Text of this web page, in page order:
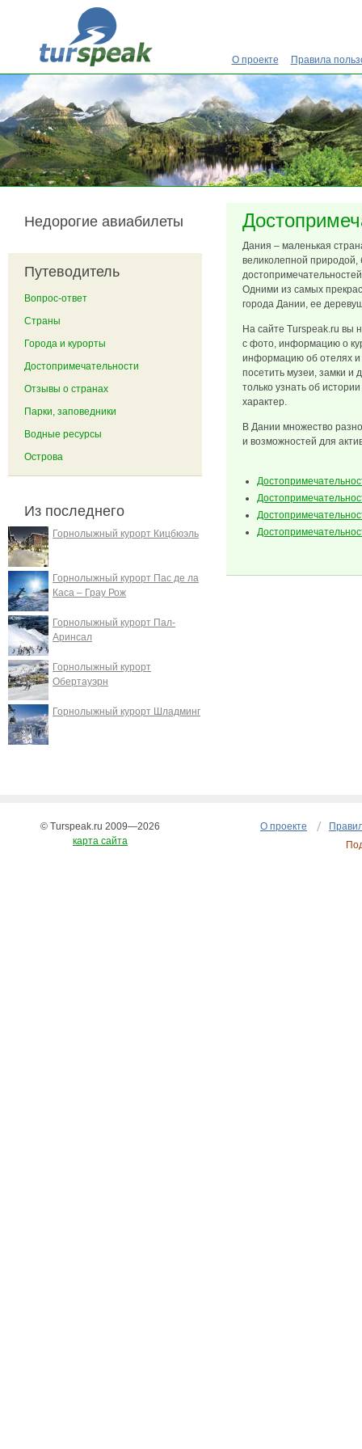
Перейти к основному содержанию
О проекте Правила
Дания – маленькая
великолепной
Одними из самых
города Дании, ее
На сайте Turspeak.ru вы
с фото, информацию о
информацию об отелях и
посетить музеи, замки и
только узнать об
характер.
В Дании множество
и возможностей для
Недорогие авиабилеты
Путеводитель
Вопрос-ответ
Страны
Города и курорты
Достопримечательности
Отзывы о странах
Парки, заповедники
Водные ресурсы
Острова
Из последнего
Горнолыжный курорт Кицбюэль
Горнолыжный курорт Пас де ла
Каса – Грау Рож
Горнолыжный курорт Пал-
Аринсал
Горнолыжный курорт
Обертауэрн
Горнолыжный курорт Шладминг
О проекте
© Turspeak.ru 2009—2026
карта сайта